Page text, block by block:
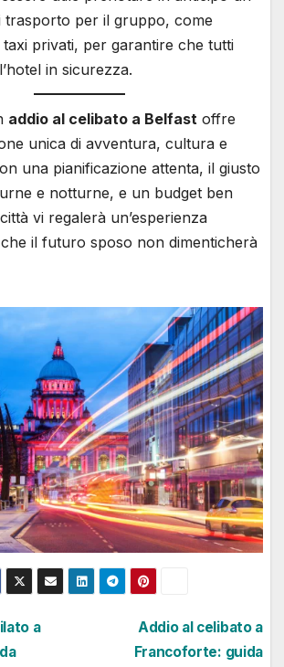
trasporto per il gruppo, come
taxi privati, per garantire che tutti
in sicurezza.
addio al celibato a Belfast offre
unica di avventura, cultura e
una pianificazione attenta, il giusto
e notturne, e un budget ben
vi regalerà un’esperienza
il futuro sposo non dimenticherà
Addio al celibato a
Francoforte: guida
a